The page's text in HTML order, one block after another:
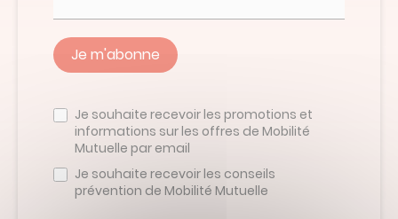
Devis en ligne
Linked’in
pas
remplir
champ
Je souhaite recevoir les promotions et
informations sur les offres de Mobilité
Mutuelle par email
Je souhaite recevoir les conseils
prévention de Mobilité Mutuelle